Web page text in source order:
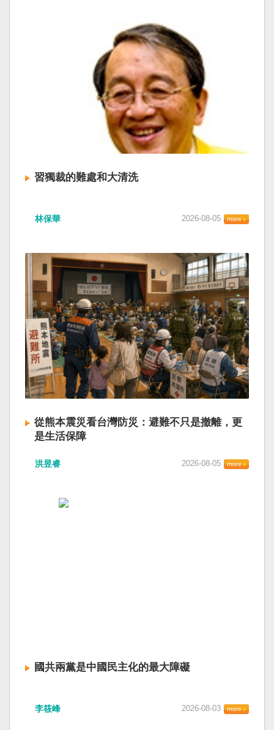
習獨裁的難處和大清洗
林保華 2026-08-05
從熊本震災看台灣防災：避難不只是撤離，更
是生活保障
洪昱睿 2026-08-05
國共兩黨是中國民主化的最大障礙
李筱峰 2026-08-03